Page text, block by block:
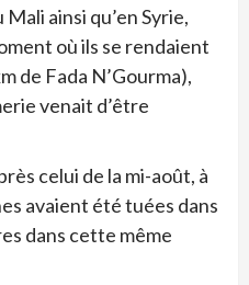
ainsi qu’en Syrie,
où ils se rendaient
de Fada N’Gourma),
venait d’être
celui de la mi-août, à
avaient été tuées dans
dans cette même